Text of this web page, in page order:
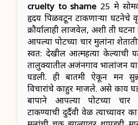
cruelty to shame 25 मे
हृदय पिळवटून टाकणाऱ्या घटनेचे
क्रौर्यालाही लाजवेल, अशी ती
आपल्या पोटच्या चार मुलांना
स्वत: देखील आत्महत्या केल्याची
तालुक्यातील अजंनगाव भालांजन
घडली. ही बातमी ऐकून मन
विचारांचे काहुर माजले. असे काय
बापाने आपल्या पोटच्या चार
टाकण्याची दुर्दैवी वेळ